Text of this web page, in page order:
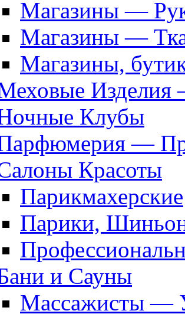
Магазины —
Магазины —
Магазины,
Изделия
Клубы
—
Красоты
Парикмахерские
Парики,
и Сауны
Массажисты —